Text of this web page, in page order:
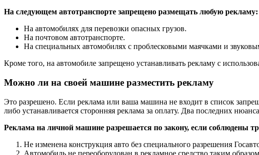
На следующем автотранспорте запрещено размещать любую рекламу:
На автомобилях для перевозки опасных грузов.
На почтовом автотранспорте.
На специальных автомобилях с проблесковыми маячками и
Кроме того, на автомобиле запрещено устанавливать рекламу с
Можно ли на своей машине разместить рекламу
Это разрешено. Если реклама или ваша машина не входит в список
либо устанавливается сторонняя реклама за оплату. Два последних
Реклама на личной машине разрешается по закону, если соблюдены
Не изменена конструкция авто без специального разрешения
Автомобиль не переоборудован в рекламное средство таким